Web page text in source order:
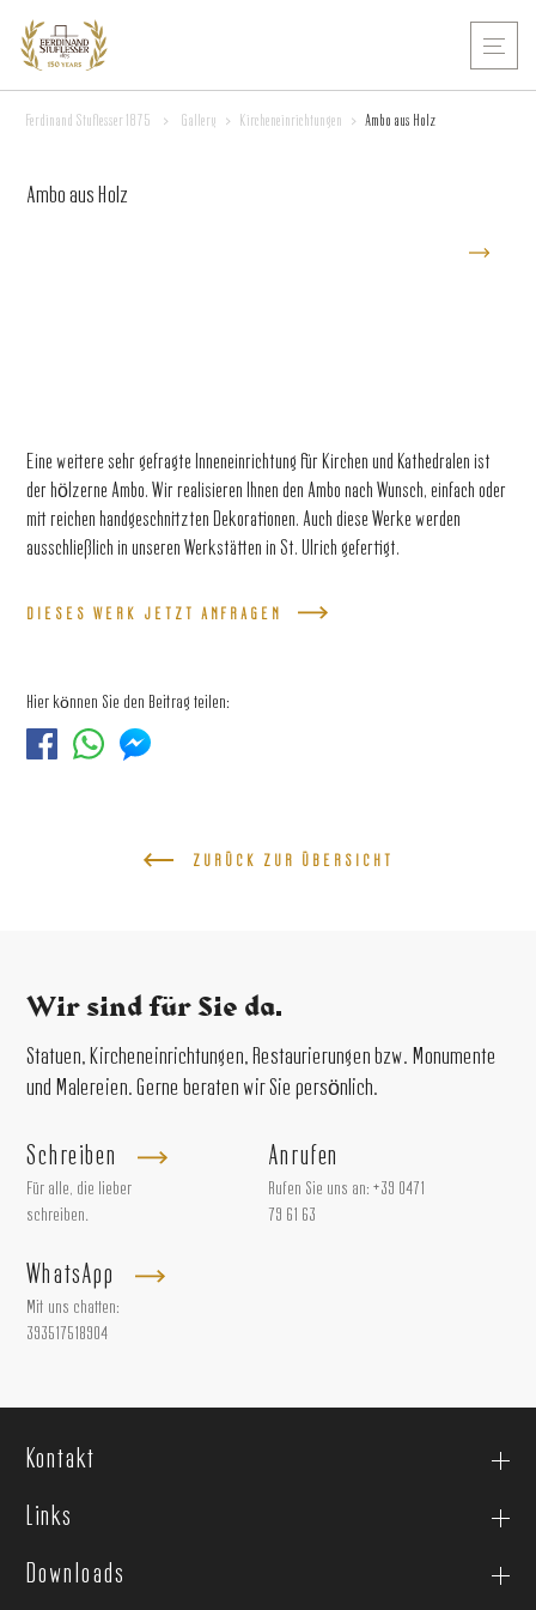
Ferdinand Stuflesser 1875 > Gallery > Kircheneinrichtungen > Ambo aus Holz
Ambo aus Holz
Eine weitere sehr gefragte Inneneinrichtung für Kirchen und Kathedralen ist
der hölzerne Ambo. Wir realisieren Ihnen den Ambo nach Wunsch, einfach oder
mit reichen handgeschnitzten Dekorationen. Auch diese Werke werden
ausschließlich in unseren Werkstätten in St. Ulrich gefertigt.
DIESES WERK JETZT ANFRAGEN
Hier können Sie den Beitrag teilen:
ZURÜCK ZUR ÜBERSICHT
Wir sind für Sie da.
Statuen, Kircheneinrichtungen, Restaurierungen bzw. Monumente
und Malereien. Gerne beraten wir Sie persönlich.
Schreiben
Für alle, die lieber
schreiben.
Anrufen
Rufen Sie uns an: +39 0471
79 61 63
WhatsApp
Mit uns chatten:
393517518904
Kontakt
Links
Downloads